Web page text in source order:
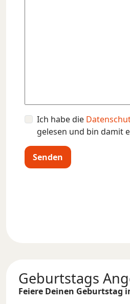
Ich habe die
gelesen und bin damit
Geburtstags
Feiere Deinen Geburtstag